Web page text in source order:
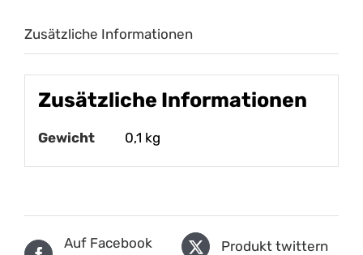
Zusätzliche Informationen
Zusätzliche Informationen
Gewicht 0,1 kg
Auf Facebook
Produkt twittern